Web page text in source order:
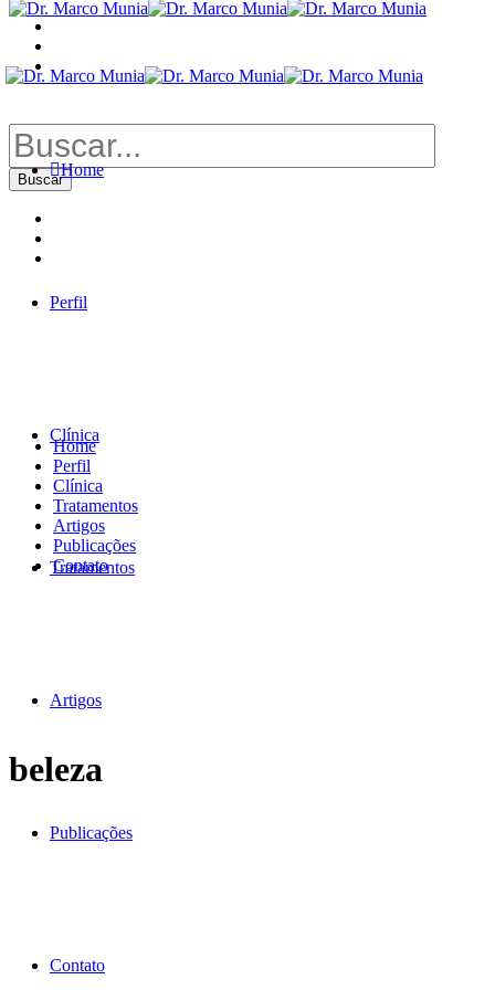
Buscar
por:
Home
Perfil
Clínica
Tratamentos
Artigos
Publicações
Contato
Home
Perfil
Clínica
Tratamentos
Artigos
Publicações
Contato
beleza